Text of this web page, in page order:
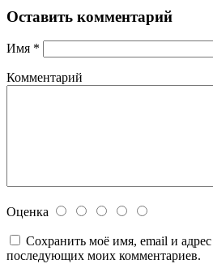
Оставить комментарий
Имя *
Комментарий
Оценка
Сохранить моё имя, email и адрес
последующих моих комментариев.